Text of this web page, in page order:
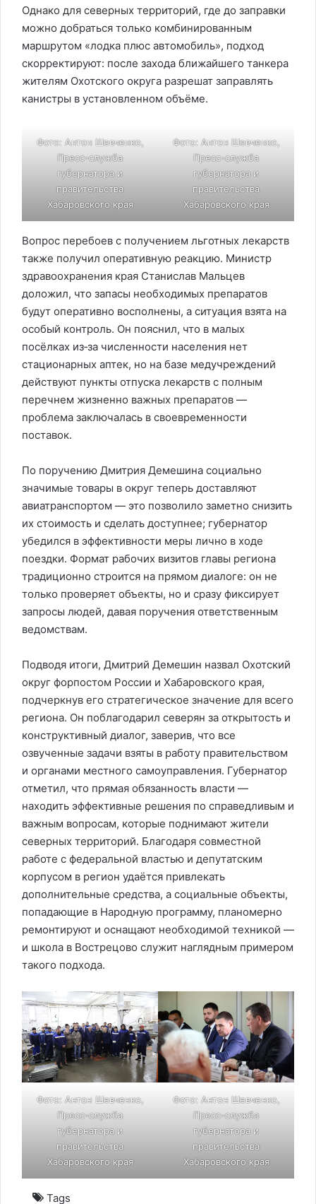
Однако для северных территорий, где до заправки
можно добраться только комбинированным
маршрутом «лодка плюс автомобиль», подход
скорректируют: после захода ближайшего танкера
жителям Охотского округа разрешат заправлять
канистры в установленном объёме.
Фото: Антон Шевченко,
Пресс-служба
губернатора и
правительства
Хабаровского края
Фото: Антон Шевченко,
Пресс-служба
губернатора и
правительства
Хабаровского края
Вопрос перебоев с получением льготных лекарств
также получил оперативную реакцию. Министр
здравоохранения края Станислав Мальцев
доложил, что запасы необходимых препаратов
будут оперативно восполнены, а ситуация взята на
особый контроль. Он пояснил, что в малых
посёлках из‑за численности населения нет
стационарных аптек, но на базе медучреждений
действуют пункты отпуска лекарств с полным
перечнем жизненно важных препаратов —
проблема заключалась в своевременности
поставок.
По поручению Дмитрия Демешина социально
значимые товары в округ теперь доставляют
авиатранспортом — это позволило заметно снизить
их стоимость и сделать доступнее; губернатор
убедился в эффективности меры лично в ходе
поездки. Формат рабочих визитов главы региона
традиционно строится на прямом диалоге: он не
только проверяет объекты, но и сразу фиксирует
запросы людей, давая поручения ответственным
ведомствам.
Подводя итоги, Дмитрий Демешин назвал Охотский
округ форпостом России и Хабаровского края,
подчеркнув его стратегическое значение для всего
региона. Он поблагодарил северян за открытость и
конструктивный диалог, заверив, что все
озвученные задачи взяты в работу правительством
и органами местного самоуправления. Губернатор
отметил, что прямая обязанность власти —
находить эффективные решения по справедливым и
важным вопросам, которые поднимают жители
северных территорий. Благодаря совместной
работе с федеральной властью и депутатским
корпусом в регион удаётся привлекать
дополнительные средства, а социальные объекты,
попадающие в Народную программу, планомерно
ремонтируют и оснащают необходимой техникой —
и школа в Вострецово служит наглядным примером
такого подхода.
Фото: Антон Шевченко,
Пресс-служба
губернатора и
правительства
Хабаровского края
Фото: Антон Шевченко,
Пресс-служба
губернатора и
правительства
Хабаровского края
Tags